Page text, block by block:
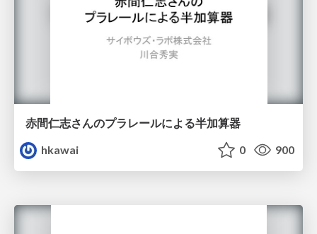
赤間仁志さんのプラレールによる半加算器
hkawai
0 900